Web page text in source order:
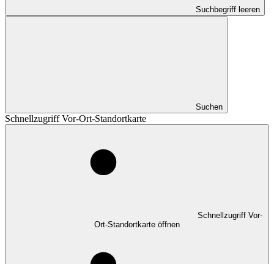
Suchbegriff leeren
Suchen
Schnellzugriff Vor-Ort-Standortkarte
Schnellzugriff Vor-
Ort-Standortkarte öffnen